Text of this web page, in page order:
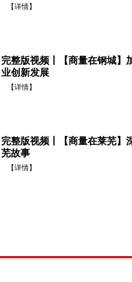
【详情】
完整版视频丨【商量在钢城】
业创新发展
【详情】
完整版视频丨【商量在莱芜】
芜故事
【详情】